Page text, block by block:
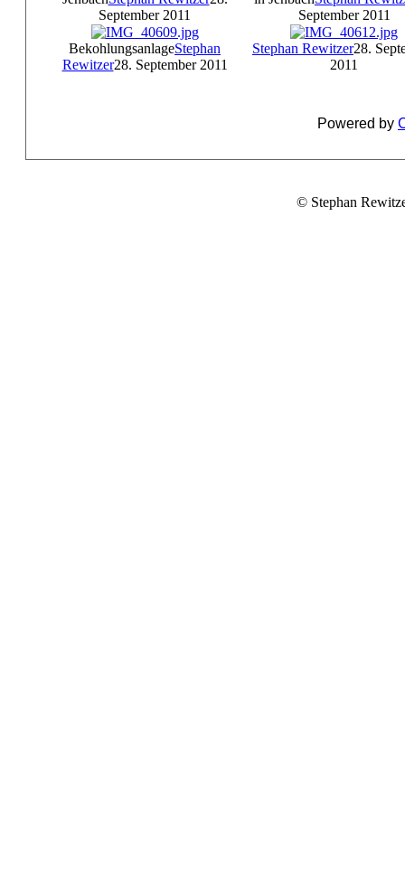
September 2011
September 2011
BekohlungsanlageStephan
Rewitzer28. September 2011
Stephan Rewitzer28.
2011
Powered by
© Stephan